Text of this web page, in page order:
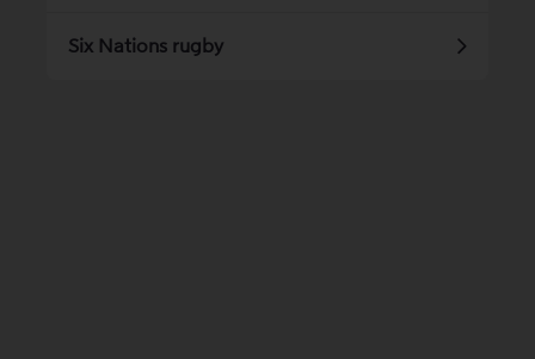
Six Nations rugby